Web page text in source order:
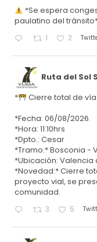
*Se espera
paulatino del
1 2
Ruta del Sol
* Cierre total de vía
*Fecha: 06/08/2026.
*Hora: 11:10hrs
*Dpto.: Cesar
*Tramo:* Bosconia -
*Ubicación: Valencia
*Novedad:* Cierre
proyecto vial, se
comunidad.
3 5